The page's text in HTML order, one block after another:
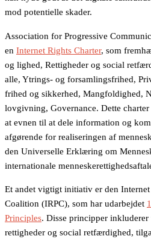
mod potentielle skader.
Association for Progressive
en Internet Rights Charter, som
og lighed, Rettigheder og social
alle, Ytrings- og forsamlingsfrihed,
frihed og sikkerhed, Mangfoldighed,
lovgivning, Governance. Dette
at evnen til at dele information og
afgørende for realiseringen af
den Universelle Erklæring om
internationale
Et andet vigtigt initiativ er den
Coalition (IRPC), som har udarbejdet
Principles. Disse principper
rettigheder og social retfærdighed,